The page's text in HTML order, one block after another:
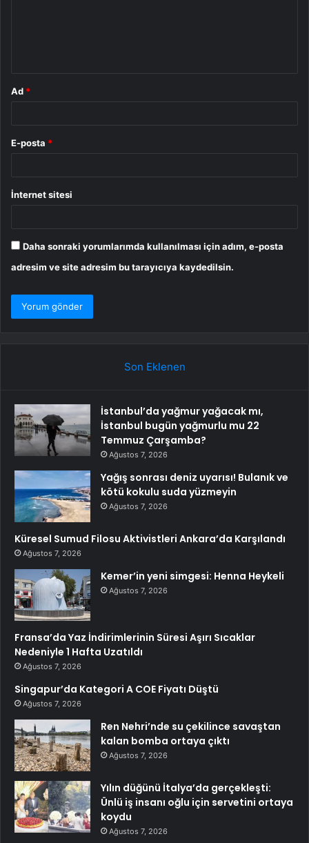
Ad *
E-posta *
İnternet sitesi
Daha sonraki yorumlarımda kullanılması için adım, e-posta
adresim ve site adresim bu tarayıcıya kaydedilsin.
Son Eklenen
İstanbul’da yağmur yağacak mı,
İstanbul bugün yağmurlu mu 22
Temmuz Çarşamba?
Ağustos 7, 2026
Yağış sonrası deniz uyarısı! Bulanık ve
kötü kokulu suda yüzmeyin
Ağustos 7, 2026
Küresel Sumud Filosu Aktivistleri Ankara’da Karşılandı
Ağustos 7, 2026
Kemer’in yeni simgesi: Henna Heykeli
Ağustos 7, 2026
Fransa’da Yaz İndirimlerinin Süresi Aşırı Sıcaklar
Nedeniyle 1 Hafta Uzatıldı
Ağustos 7, 2026
Singapur’da Kategori A COE Fiyatı Düştü
Ağustos 7, 2026
Ren Nehri’nde su çekilince savaştan
kalan bomba ortaya çıktı
Ağustos 7, 2026
Yılın düğünü İtalya’da gerçekleşti:
Ünlü iş insanı oğlu için servetini ortaya
koydu
Ağustos 7, 2026